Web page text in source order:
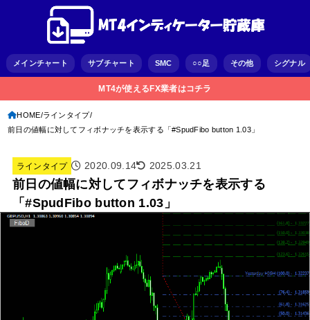
メインチャート サブチャート SMC ○○足 その他 シグナル
MT4が使えるFX業者はコチラ
HOME ラインタイプ
前日の値幅に対してフィボナッチを表示する「#SpudFibo button 1.03」
ラインタイプ 2020.09.14 2025.03.21
前日の値幅に対してフィボナッチを表示する
「#SpudFibo button 1.03」